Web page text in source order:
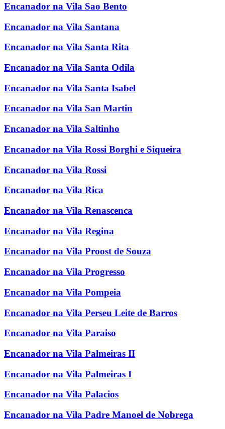
Encanador na Vila Sao Bento
Encanador na Vila Santana
Encanador na Vila Santa Rita
Encanador na Vila Santa Odila
Encanador na Vila Santa Isabel
Encanador na Vila San Martin
Encanador na Vila Saltinho
Encanador na Vila Rossi Borghi e Siqueira
Encanador na Vila Rossi
Encanador na Vila Rica
Encanador na Vila Renascenca
Encanador na Vila Regina
Encanador na Vila Proost de Souza
Encanador na Vila Progresso
Encanador na Vila Pompeia
Encanador na Vila Perseu Leite de Barros
Encanador na Vila Paraiso
Encanador na Vila Palmeiras II
Encanador na Vila Palmeiras I
Encanador na Vila Palacios
Encanador na Vila Padre Manoel de Nobrega